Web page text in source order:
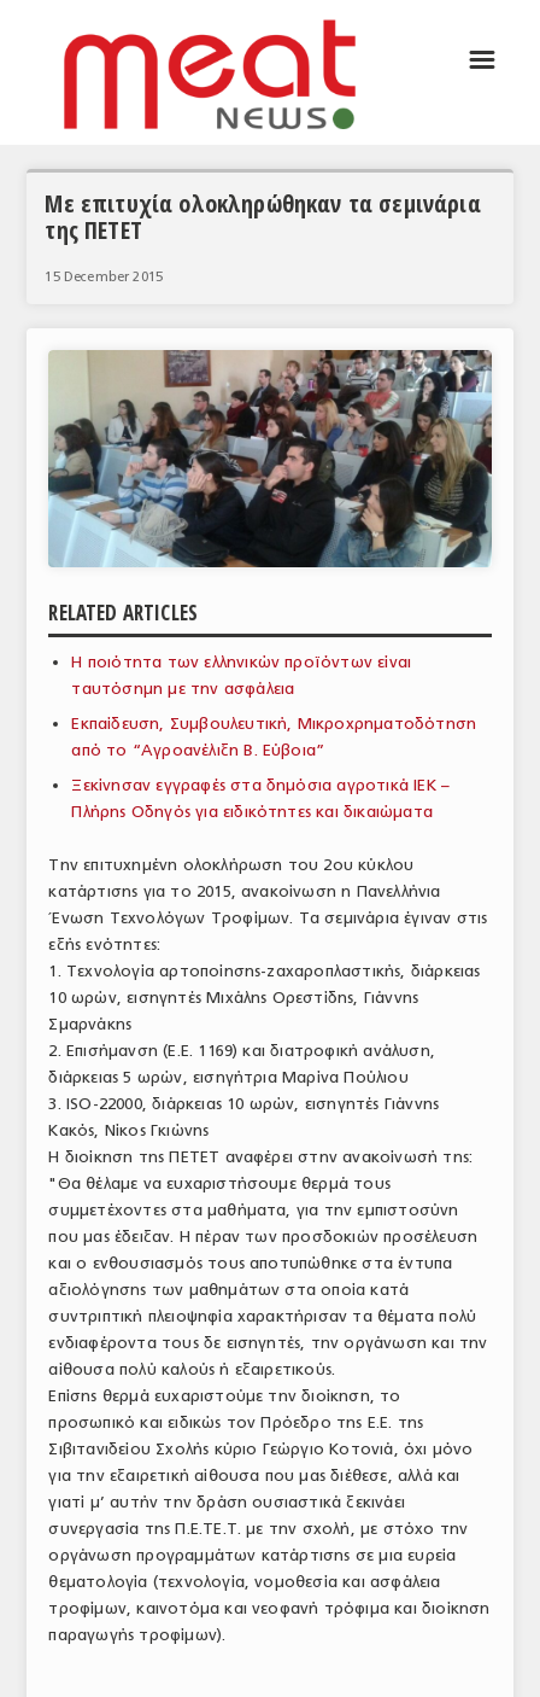
ΣΥΝΕΝΤΕΥΞΕΙΣ
ΘΕΜΑΤΑ
ΕΙΔΗΣΕΙΣ
ΕΥΡΩΠΑΪΚΕΣ ΑΠΟΦΑΣΕΙΣ
ΘΕΜΑΤΑ
ΕΜΠΟΡΙΚΟΣ ΚΑΤΑΛΟΓΟΣ
ΠΑΡΑΓΩΓΗ & ΕΜΠΟΡΙΑ
ΣΦΑΓΕΙΑ
ΕΞΟΠΛΙΣΜΟΣ
ΥΠΗΡΕΣΙΕΣ
ΕΜΠΟΡΙΚΟΙ ΑΝΤΙΠΡΟΣΩΠΟΙ
ΕΛΛΗΝΙΚΗ ΝΟΜΟΘΕΣΙΑ
ΕΥΡΩΠΑΪΚΗ ΝΟΜΟΘΕΣΙΑ
ΤΟ ΠΕΡΙΟΔΙΚΟ
Profile
ΑΡΧΕΙΟ ΤΕΥΧΩΝ
ΣΥΝΕΔΡΙΟ ΚΡΕΑΤΟΣ
☰
Με επιτυχία ολοκληρώθηκαν τα σεμινάρια
της ΠΕΤΕΤ
15 December 2015
RELATED ARTICLES
Η ποιότητα των ελληνικών προϊόντων είναι
ταυτόσημη με την ασφάλεια
Εκπαίδευση, Συμβουλευτική, Μικροχρηματοδότηση
από το “Aγροανέλιξη Β. Εύβοια”
Ξεκίνησαν εγγραφές στα δημόσια αγροτικά ΙΕΚ –
Πλήρης Οδηγός για ειδικότητες και δικαιώματα
Την επιτυχημένη ολοκλήρωση του 2ου κύκλου
κατάρτισης για το 2015, ανακοίνωση η Πανελλήνια
Ένωση Τεχνολόγων Τροφίμων. Τα σεμινάρια έγιναν στις
εξής ενότητες:
1. Τεχνολογία αρτοποίησης-ζαχαροπλαστικής, διάρκειας
10 ωρών, εισηγητές Μιχάλης Ορεστίδης, Γιάννης
Σμαρνάκης
2. Επισήμανση (Ε.Ε. 1169) και διατροφική ανάλυση,
διάρκειας 5 ωρών, εισηγήτρια Μαρίνα Πούλιου
3. ISO-22000, διάρκειας 10 ωρών, εισηγητές Γιάννης
Κακός, Νίκος Γκιώνης
Η διοίκηση της ΠΕΤΕΤ αναφέρει στην ανακοίνωσή της:
"Θα θέλαμε να ευχαριστήσουμε θερμά τους
συμμετέχοντες στα μαθήματα, για την εμπιστοσύνη
που μας έδειξαν. Η πέραν των προσδοκιών προσέλευση
και ο ενθουσιασμός τους αποτυπώθηκε στα έντυπα
αξιολόγησης των μαθημάτων στα οποία κατά
συντριπτική πλειοψηφία χαρακτήρισαν τα θέματα πολύ
ενδιαφέροντα τους δε εισηγητές, την οργάνωση και την
αίθουσα πολύ καλούς ή εξαιρετικούς.
Επίσης θερμά ευχαριστούμε την διοίκηση, το
προσωπικό και ειδικώς τον Πρόεδρο της Ε.Ε. της
Σιβιτανιδείου Σχολής κύριο Γεώργιο Κοτονιά, όχι μόνο
για την εξαιρετική αίθουσα που μας διέθεσε, αλλά και
γιατί μ’ αυτήν την δράση ουσιαστικά ξεκινάει
συνεργασία της Π.Ε.ΤΕ.Τ. με την σχολή, με στόχο την
οργάνωση προγραμμάτων κατάρτισης σε μια ευρεία
θεματολογία (τεχνολογία, νομοθεσία και ασφάλεια
τροφίμων, καινοτόμα και νεοφανή τρόφιμα και διοίκηση
παραγωγής τροφίμων).